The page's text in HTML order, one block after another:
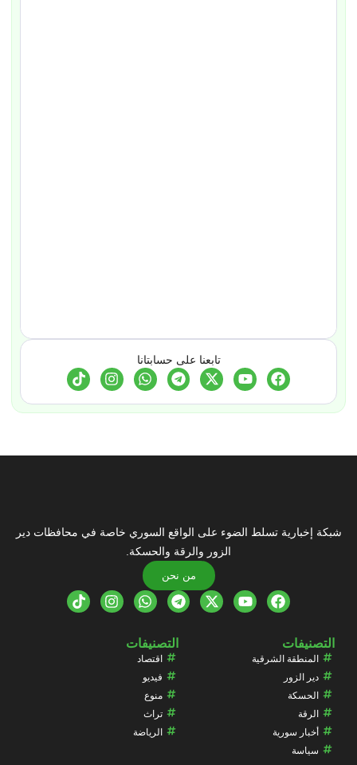
تابعنا على حسابتانا
شبكة إخبارية تسلط الضوء على الواقع السوري خاصة في محافظات دير
الزور والرقة والحسكة.
من نحن
التصنيفات
المنطقة الشرقية
دير الزور
الحسكة
الرقة
أخبار سورية
سياسة
التصنيفات
اقتصاد
فيديو
منوع
تراث
الرياضة